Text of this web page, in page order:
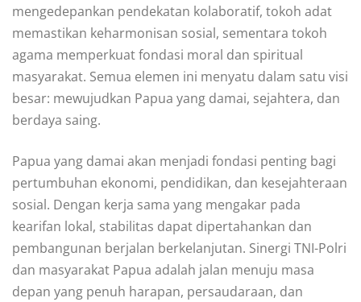
mengedepankan pendekatan kolaboratif, tokoh adat
memastikan keharmonisan sosial, sementara tokoh
agama memperkuat fondasi moral dan spiritual
masyarakat. Semua elemen ini menyatu dalam satu visi
besar: mewujudkan Papua yang damai, sejahtera, dan
berdaya saing.
Papua yang damai akan menjadi fondasi penting bagi
pertumbuhan ekonomi, pendidikan, dan kesejahteraan
sosial. Dengan kerja sama yang mengakar pada
kearifan lokal, stabilitas dapat dipertahankan dan
pembangunan berjalan berkelanjutan. Sinergi TNI-Polri
dan masyarakat Papua adalah jalan menuju masa
depan yang penuh harapan, persaudaraan, dan